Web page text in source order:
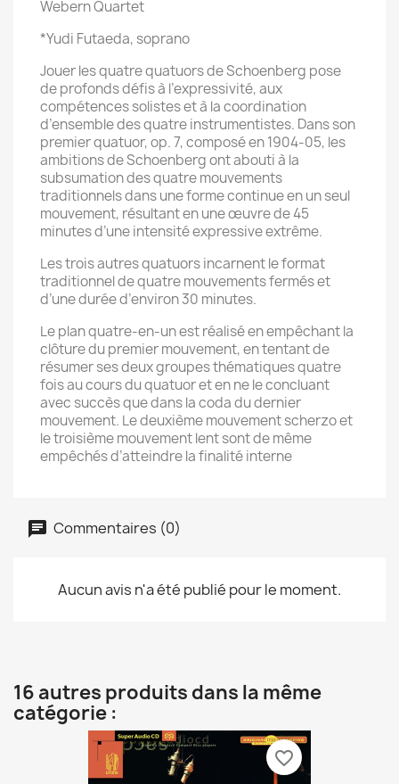
Webern Quartet
*Yudi Futaeda, soprano
Jouer les quatre quatuors de Schoenberg pose
de profonds défis à l’expressivité, aux
compétences solistes et à la coordination
d’ensemble des quatre instrumentistes. Dans son
premier quatuor, op. 7, composé en 1904-05, les
ambitions de Schoenberg ont abouti à la
subsumation des quatre mouvements
traditionnels dans une forme continue en un seul
mouvement, résultant en une œuvre de 45
minutes d’une intensité expressive extrême.
Les trois autres quatuors incarnent le format
traditionnel de quatre mouvements fermés et
d’une durée d’environ 30 minutes.
Le plan quatre-en-un est réalisé en empêchant la
clôture du premier mouvement, en tentant de
résumer ses deux groupes thématiques quatre
fois au cours du quatuor et en ne le concluant
avec succès que dans la coda du dernier
mouvement. Le deuxième mouvement scherzo et
le troisième mouvement lent sont de même
empêchés d’atteindre la finalité interne
Commentaires (0)
Aucun avis n'a été publié pour le moment.
16 autres produits dans la même
catégorie :
favorite_border